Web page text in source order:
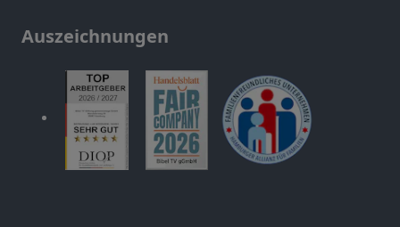
Auszeichnungen